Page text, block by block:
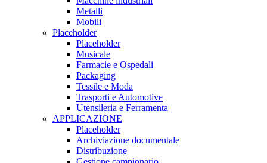
Metalli
Mobili
Placeholder
Placeholder
Musicale
Farmacie e Ospedali
Packaging
Tessile e Moda
Trasporti e Automotive
Utensileria e Ferramenta
APPLICAZIONE
Placeholder
Archiviazione documentale
Distribuzione